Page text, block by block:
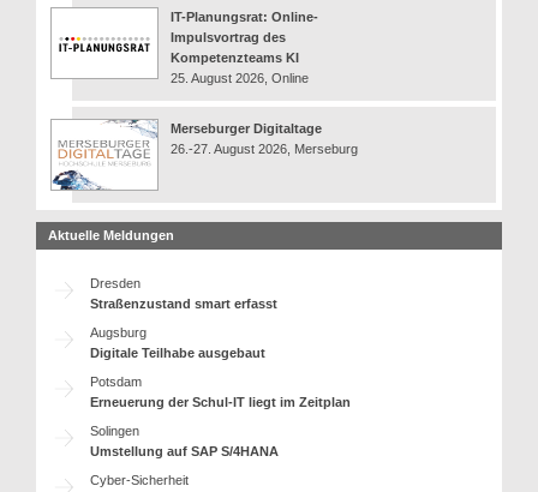
IT-Planungsrat: Online-
Impulsvortrag des
Kompetenzteams KI
25. August 2026, Online
Merseburger Digitaltage
26.-27. August 2026, Merseburg
Aktuelle Meldungen
Dresden
Straßenzustand smart erfasst
Augsburg
Digitale Teilhabe ausgebaut
Potsdam
Erneuerung der Schul-IT liegt im Zeitplan
Solingen
Umstellung auf SAP S/4HANA
Cyber-Sicherheit